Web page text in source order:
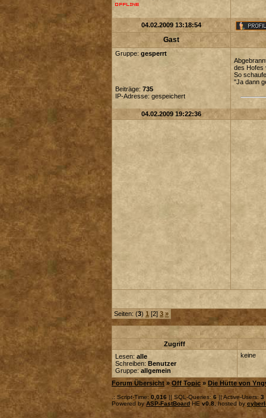
04.02.2009 13:18:54
Gast
Gruppe: gesperrt
Beiträge: 735
IP-Adresse: gespeichert
des Hofes
So
"Ja dann
04.02.2009 19:22:36
Seiten: (3) 1 [2] 3 »
Zugriff
Lesen: alle
Schreiben: Benutzer
Gruppe: allgemein
keine
Forum Übersicht »Off Topic » Die Hütte von
.: Script-Time: 0,016 || SQL-Queries: 6|| Active-Users: 3
Powered by ASP-FastBoardHE v0.8 , hosted by